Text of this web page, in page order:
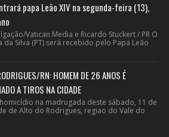
papa Leão XIV na segunda-feira (13),
Vatican Media e Ricardo Stuckert / PR O
da Silva (PT) será recebido pelo Papa Leão
RN: HOMEM DE 26 ANOS É
A TIROS NA CIDADE
na madrugada deste sábado, 11 de
de Alto do Rodrigues, regiao do Vale do